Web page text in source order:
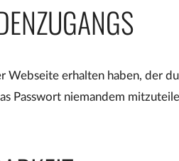
Webseite erhalten haben, der
Passwort niemandem